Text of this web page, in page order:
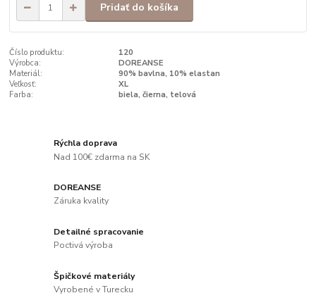
Pridať do košíka
Číslo produktu:
120
Výrobca:
DOREANSE
Materiál:
90% bavlna, 10% elastan
Veľkosť:
XL
Farba:
biela, čierna, telová
Rýchla doprava
Nad 100€ zdarma na SK
DOREANSE
Záruka kvality
Detailné spracovanie
Poctivá výroba
Špičkové materiály
Vyrobené v Turecku